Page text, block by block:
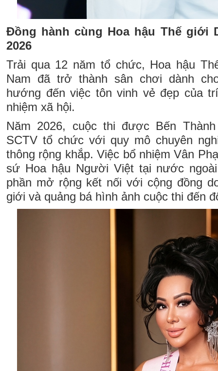
Đồng hành cùng Hoa hậu Thế giới
2026
Trải qua 12 năm tổ chức, Hoa hậu
Nam đã trở thành sân chơi dành
hướng đến việc tôn vinh vẻ đẹp của
nhiệm xã hội.
Năm 2026, cuộc thi được Bến
SCTV tổ chức với quy mô chuyên
thông rộng khắp. Việc bổ nhiệm Vân
sứ Hoa hậu Người Việt tại nước
phần mở rộng kết nối với cộng đồng
giới và quảng bá hình ảnh cuộc thi đến